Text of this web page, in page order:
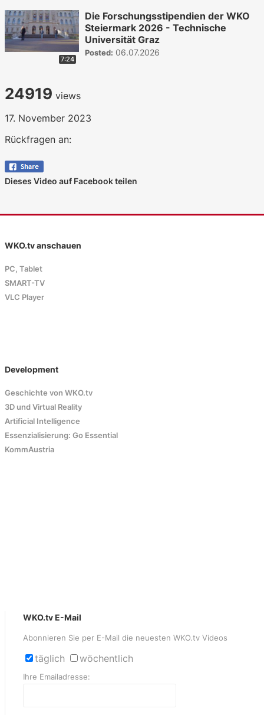
7:24
Die Forschungsstipendien der WKO
Steiermark 2026 - Technische
Universität Graz
Posted: 06.07.2026
24919 views
17. November 2023
Rückfragen an:
Dieses Video auf Facebook teilen
WKO.tv anschauen
PC, Tablet
SMART-TV
VLC Player
Development
Geschichte von WKO.tv
3D und Virtual Reality
Artificial Intelligence
Essenzialisierung: Go Essential
KommAustria
WKO.tv E-Mail
Abonnieren Sie per E-Mail die neuesten WKO.tv Videos
täglich wöchentlich
Ihre Emailadresse: